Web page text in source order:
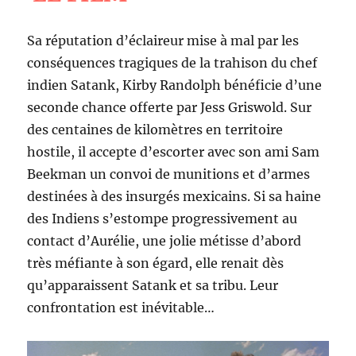
Sa réputation d’éclaireur mise à mal par les
conséquences tragiques de la trahison du chef
indien Satank, Kirby Randolph bénéficie d’une
seconde chance offerte par Jess Griswold. Sur
des centaines de kilomètres en territoire
hostile, il accepte d’escorter avec son ami Sam
Beekman un convoi de munitions et d’armes
destinées à des insurgés mexicains. Si sa haine
des Indiens s’estompe progressivement au
contact d’Aurélie, une jolie métisse d’abord
très méfiante à son égard, elle renait dès
qu’apparaissent Satank et sa tribu. Leur
confrontation est inévitable…